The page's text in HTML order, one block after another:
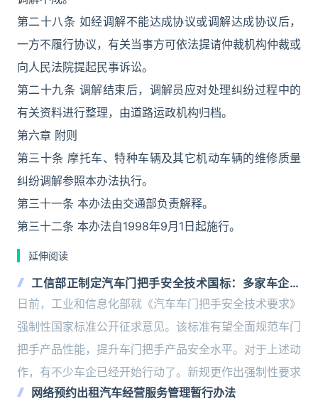
第二十八条 如经调解不能达成协议或调解达成协议后，
一方不履行协议，有关当事方可依法提请仲裁机构仲裁或
向人民法院提起民事诉讼。
第二十九条 调解结束后，调解员应对处理纠纷过程中的
有关资料进行整理，由道路运政机构归档。
第六章 附则
第三十条 摩托车、特种车辆及其它机动车辆的维修质量
纠纷调解参照本办法执行。
第三十一条 本办法由交通部负责解释。
第三十二条 本办法自1998年9月1日起施行。
延伸阅读
工信部正制定汽车门把手安全技术国标：多家车企已
行动 弃隐藏式
日前，工业和信息化部就《汽车车门把手安全技术要求》
强制性国家标准公开征求意见。该标准有望全面规范车门
把手产品性能，提升车门把手产品安全水平。对于上述动
作，有不少车企已经开始行动了。新规更作出强制性要求
网络预约出租汽车经营服务管理暂行办法